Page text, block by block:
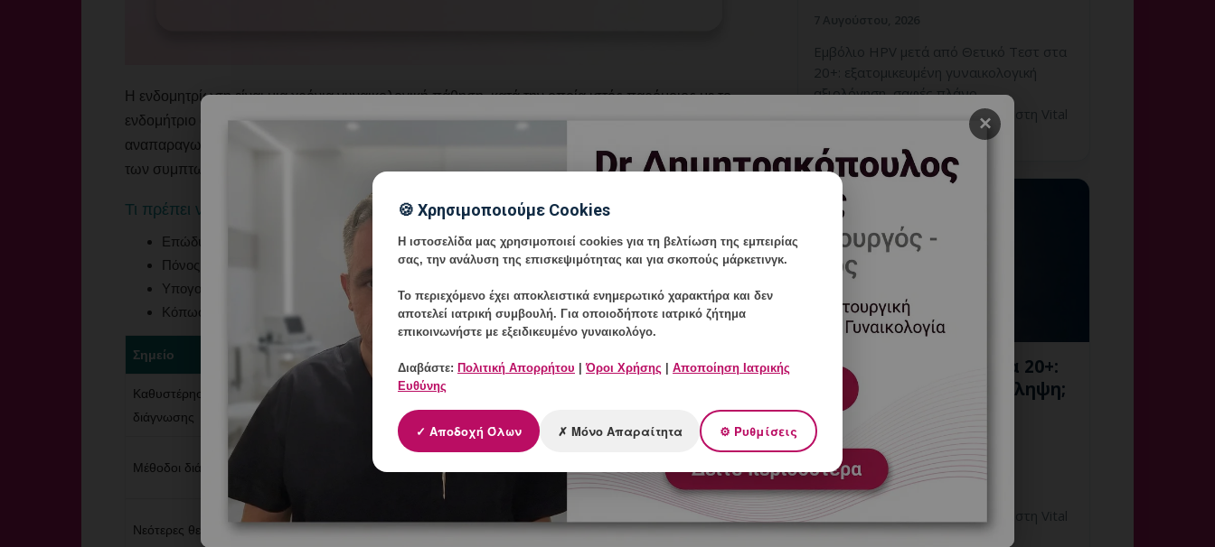
Η ενδομητρίωση είναι μια χρόνια γυναικολογική πάθηση, κατά την οποία ιστός παρόμοιος με το
ενδομήτριο αναπτύσσεται εκτός μήτρας. Εκτιμάται ότι επηρεάζει περίπου 1 στις 10 γυναίκες
αναπαραγωγικής ηλικίας, ενώ συχνά παραμένει αδιάγνωστη για χρόνια. Η έγκαιρη αναγνώριση
των συμπτωμάτων βοηθά στην καλύτερη διαχείριση της νόσου.
Τι πρέπει να γνωρίζεις
Επώδυνη έμμηνος ρύση (δυσμηνόρροια) και χρόνιο πυελικό άλγος.
Πόνος κατά τη σεξουαλική επαφή (δυσπαρεύνια) ή κατά την ούρηση.
Υπογονιμότητα ή δυσκολία σύλληψης μετά από 12 μήνες προσπαθειών.
Κόπωση, φούσκωμα, ναυτία και εντερικές διαταραχές, ιδίως κατά την περίοδο.
Σημείο Επεξήγηση
Καθυστέρηση
διάγνωσης
Μέθοδοι διάγνωσης
Γυναικολογική εξέταση, υπερηχογράφημα, μαγνητική τομογραφία και
Νεότερες θεραπείες
Ορμονικά σκευάσματα, GnRH ανταγωνιστές, ελάχιστα επεμβατική
Εμβόλιο HPV μετά από Θετικό Τεστ στα
20+: εξατομικευμένη γυναικολογική
αξιολόγηση, σαφές πλάνο
παρακολούθησης και ραντεβού στη Vital
HPV και Νέα Σχέση στα 20+:
Πώς Συζητάμε για Πρόληψη;
7 Αυγούστου, 2026
HPV και Νέα Σχέση στα 20+:
εξατομικευμένη γυναικολογική
αξιολόγηση, σαφές πλάνο
παρακολούθησης και ραντεβού στη Vital
WomanHood Clinic Γλυφάδας.
×
🍪 Χρησιμοποιούμε Cookies
Η ιστοσελίδα μας χρησιμοποιεί cookies για τη βελτίωση της εμπειρίας
σας, την ανάλυση της επισκεψιμότητας και για σκοπούς μάρκετινγκ.
Το περιεχόμενο έχει αποκλειστικά ενημερωτικό χαρακτήρα και δεν
αποτελεί ιατρική συμβουλή. Για οποιοδήποτε ιατρικό ζήτημα
επικοινωνήστε με εξειδικευμένο γυναικολόγο.
Διαβάστε: Πολιτική Απορρήτου |Όροι Χρήσης | Αποποίηση Ιατρικής
Ευθύνης
✓ Αποδοχή Όλων ✗ Μόνο Απαραίτητα ⚙ Ρυθμίσεις